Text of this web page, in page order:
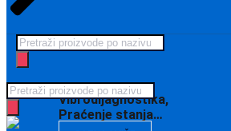
Vibrodijagnostika,
Praćenje stanja…
Products
search
Products
search